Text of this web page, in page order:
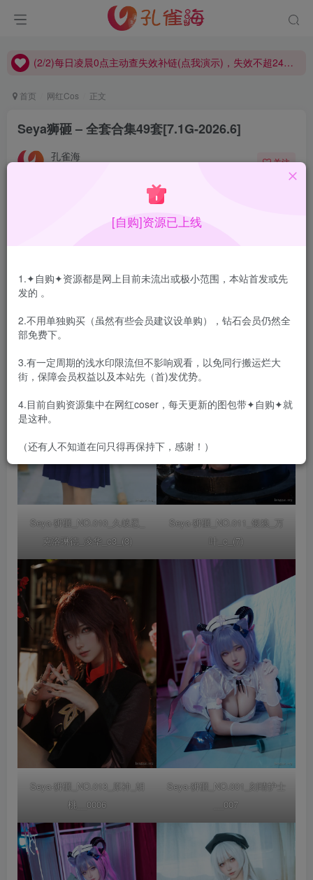
(2/2)每日凌晨0点主动查失效补链(点我演示)，失效不超24小时，
(2/2)每日凌晨0点主动查失效补链(点我演示)，失效不超24小时，
首页 网红Cos 正文
Seya狮砸 – 全套合集49套[7.1G-2026.6]
孔雀海 关注
Seya狮砸全套合集，持续更新…
合集目录在预览图下面
Seya-狮砸_NO.010_久岐忍_
克洛琳德_凌华_c3_(3)
Seya-狮砸_NO.011_银狼_万
叶_c_(7)
Seya-狮砸_NO.013_原神_胡
桃__0006
Seya-狮砸_NO.001_刻晴护士
__007
[自购]资源已上线
1.✦自购✦资源都是网上目前未流出或极小范围，本站首发或先
发的 。
2.不用单独购买（虽然有些会员建议设单购），钻石会员仍然全
部免费下。
3.有一定周期的浅水印限流但不影响观看，以免同行搬运烂大
街，保障会员权益以及本站先（首)发优势。
4.目前自购资源集中在网红coser，每天更新的图包带✦自购✦就
是这种。
（还有人不知道在问只得再保持下，感谢！）